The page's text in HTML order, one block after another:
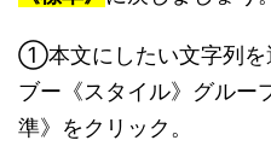
①本文にしたい文字列を
ブー《スタイル》グルー
準》をクリック。